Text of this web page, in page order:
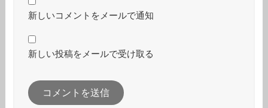
新しいコメントをメールで通知
新しい投稿をメールで受け取る